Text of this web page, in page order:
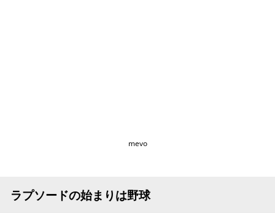
mevo
ラプソードの始まりは野球